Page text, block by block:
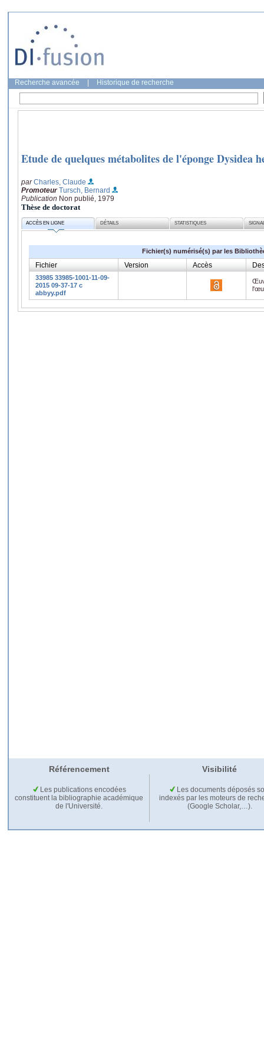
Recherche avancée Historique de recherche
Etude de quelques métabolites de l'éponge Dysidea
parCharles, Claude
Promoteur Tursch, Bernard
Publication Non publié, 1979
Thèse de doctorat
ACCÈS EN LIGNE DÉTAILS STATISTIQUES
Fichier(s) numérisé(s) par les
Fichier Version Accès
33985 33985-1001-11-09-
2015 09-37-17 c
abbyy.pdf
Référencement Visibilité
Les publications encodées
constituent la bibliographie académique
de l'Université.
Les documents déposés
indexés par les moteurs de
(Google Scholar,…).